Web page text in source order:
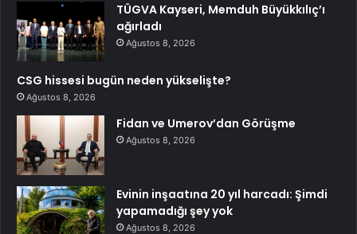
TÜGVA Kayseri, Memduh Büyükkılıç’ı
ağırladı
Ağustos 8, 2026
CSG hissesi bugün neden yükselişte?
Ağustos 8, 2026
Fidan ve Umerov’dan Görüşme
Ağustos 8, 2026
Evinin inşaatına 20 yıl harcadı: Şimdi
yapamadığı şey yok
Ağustos 8, 2026